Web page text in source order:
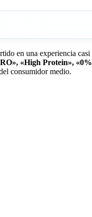
en una experiencia
«High Protein»,
consumidor medio.